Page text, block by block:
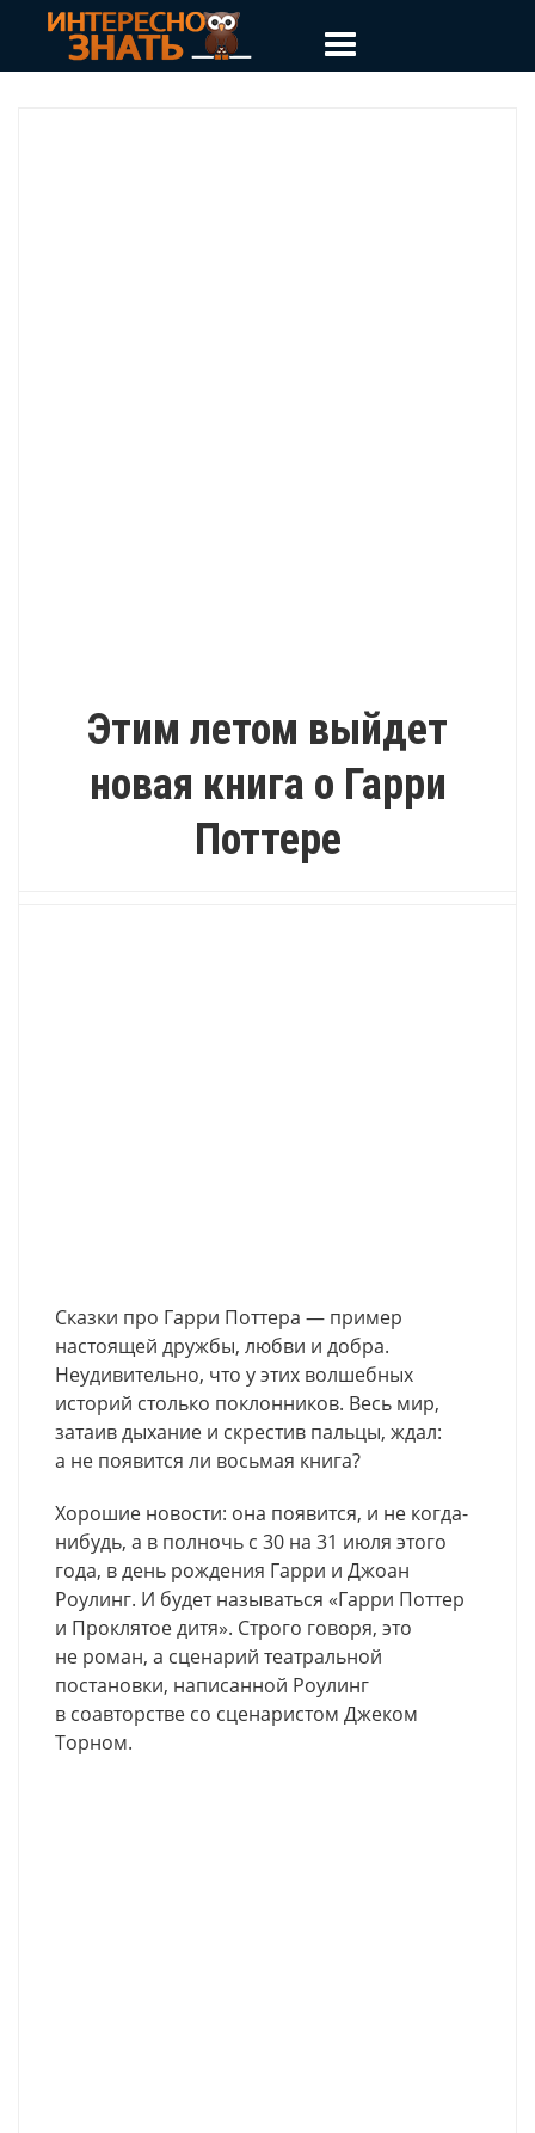
Этим летом выйдет
новая книга о Гарри
Поттере
Сказки про Гарри Поттера — пример
настоящей дружбы, любви и добра.
Неудивительно, что у этих волшебных
историй столько поклонников. Весь мир,
затаив дыхание и скрестив пальцы, ждал:
а не появится ли восьмая книга?
Хорошие новости: она появится, и не когда-
нибудь, а в полночь с 30 на 31 июля этого
года, в день рождения Гарри и Джоан
Роулинг. И будет называться «Гарри Поттер
и Проклятое дитя». Строго говоря, это
не роман, а сценарий театральной
постановки, написанной Роулинг
в соавторстве со сценаристом Джеком
Торном.